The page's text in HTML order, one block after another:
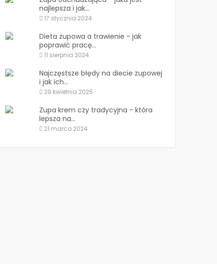
najlepsza i jak...
17 stycznia 2024
Dieta zupowa a trawienie - jak
poprawić pracę...
11 sierpnia 2024
Najczęstsze błędy na diecie zupowej
i jak ich...
29 kwietnia 2025
Zupa krem czy tradycyjna - która
lepsza na...
21 marca 2024